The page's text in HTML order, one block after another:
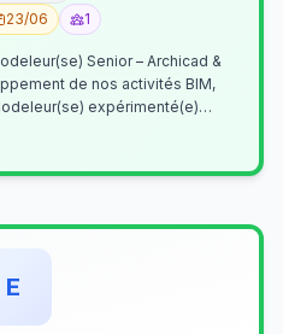
23/06 1
Senior – Archicad &
expérimenté(e)
E